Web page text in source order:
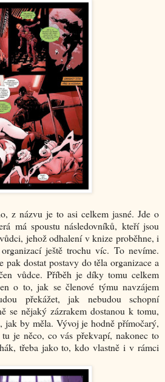
z názvu je to asi celkem jasné. Jde o
má spoustu následovníků, kteří jsou
jehož odhalení v knize proběhne, i
ještě trochu víc. To nevíme.
pak dostat postavy do těla organizace a
vůdce. Příběh je díky tomu celkem
o to, jak se členové týmu navzájem
překážet, jak nebudou schopní
se nějaký zázrakem dostanou k tomu,
jak by měla. Vývoj je hodně přímočarý,
je něco, co vás překvapí, nakonec to
třeba jako to, kdo vlastně i v rámci